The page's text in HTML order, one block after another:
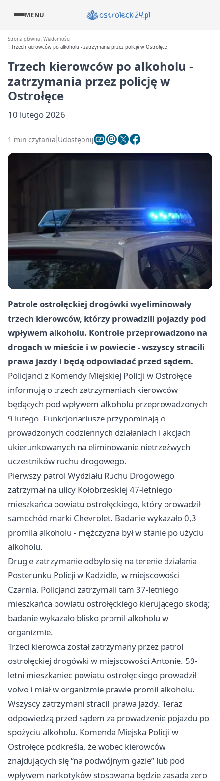
MENU
Strona główna Wiadomości
Trzech kierowców po alkoholu - zatrzymania przez policję w Ostrołęce
Trzech kierowców po alkoholu -
zatrzymania przez policję w
Ostrołęce
10 lutego 2026
1 min czytania Udostępnij
Patrole ostrołęckiej drogówki wyeliminowały
trzech kierowców, którzy prowadzili pojazdy pod
wpływem alkoholu. Kontrole przeprowadzono na
drogach w mieście i w powiecie - wszyscy stracili
prawa jazdy i będą odpowiadać przed sądem.
Policjanci z Komendy Miejskiej Policji w Ostrołęce
informują o trzech zatrzymaniach kierowców
będących pod wpływem alkoholu przeprowadzonych
9 lutego. Funkcjonariusze przypominają o
prowadzonych codziennych działaniach i akcjach
ukierunkowanych na eliminowanie nietrzeźwych
uczestników ruchu drogowego.
Pierwszy patrol Wydziału Ruchu Drogowego
zatrzymał na ulicy Kołobrzeskiej 47-letniego
mieszkańca powiatu ostrołęckiego, który prowadził
samochód marki Chevrolet. Badanie wykazało 0,3
promila alkoholu - mężczyzna był w stanie po użyciu
alkoholu.
Drugie zatrzymanie odbyło się na terenie działania
Posterunku Policji w Kadzidle, w miejscowości
Czarnia. Policjanci zatrzymali tam 37-letniego
mieszkańca powiatu ostrołęckiego kierującego skodą;
badanie wykazało blisko promil alkoholu w
organizmie.
Trzeci kierowca został zatrzymany przez patrol
ostrołęckiej drogówki w miejscowości Antonie. 59-
letni mieszkaniec powiatu ostrołęckiego prowadził
volvo i miał w organizmie prawie promil alkoholu.
Wszyscy zatrzymani stracili prawa jazdy. Teraz
odpowiedzą przed sądem za prowadzenie pojazdu po
spożyciu alkoholu. Komenda Miejska Policji w
Ostrołęce podkreśla, że wobec kierowców
znajdujących się “na podwójnym gazie” lub pod
wpływem narkotyków stosowana będzie zasada zero